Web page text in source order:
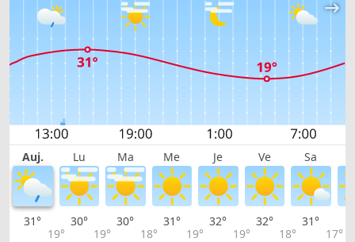
Auj. Lu Ma Me Je Ve Sa
31°
19°
30°
19°
30°
18°
31°
19°
32°
19°
32°
18°
31°
17°